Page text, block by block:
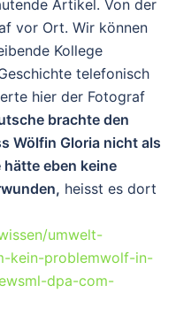
Artikel. Von der
vor Ort. Wir können
Kollege
telefonisch
hier der Fotograf
brachte den
Wölfin Gloria nicht als
eben keine
heisst es dort
umwelt-
kein-problemwolf-in-
dpa-com-